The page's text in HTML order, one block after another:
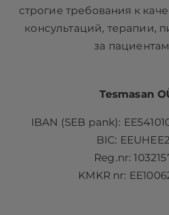
строгие требования к
консультаций, терапии,
за
Tesmasan
IBAN (SEB pank):
BIC:
Reg.nr:
KMKR nr: